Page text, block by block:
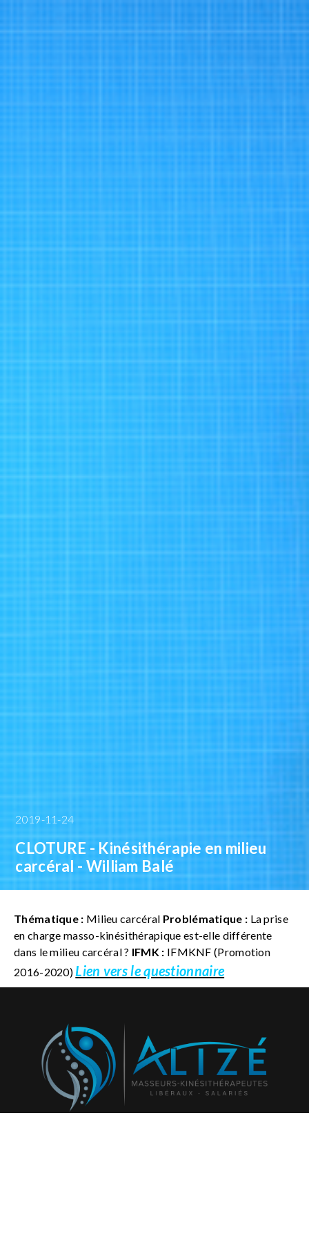
2019-11-24
CLOTURE - Kinésithérapie en milieu
carcéral - William Balé
Thématique : Milieu carcéral Problématique : La prise
en charge masso-kinésithérapique est-elle différente
dans le milieu carcéral ? IFMK : IFMKNF (Promotion
2016-2020)Lien vers le questionnaire